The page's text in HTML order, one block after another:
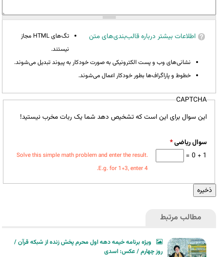
اطلاعات بیشتر درباره قالب‌بندی‌های متن
تگ‌های HTML مجاز
نیستند.
نشانی‌های وب و پست الکترونیکی به صورت خودکار به پیوند تبدیل می‌شوند.
خطوط و پاراگراف‌ها بطور خودکار اعمال می‌شوند.
CAPTCHA
این سوال برای این است که تشخیص دهد شما یک ربات مخرب نیستید!
سوال ریاضی*
1 + 0 =
Solve this simple math problem and enter the result.
E.g. for 1+3, enter 4.
مطالب مرتبط
ویژه برنامه خیمه دهه اول محرم پخش زنده از شبکه قرآن /
روز چهارم / عکس: اسدی